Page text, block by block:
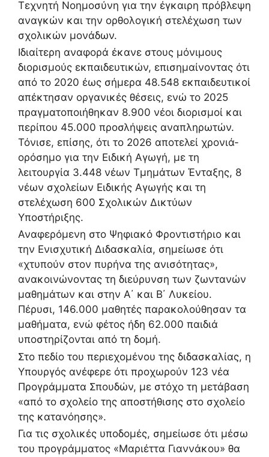
Τεχνητή Νοημοσύνη για την έγκαιρη πρόβλεψη
αναγκών και την ορθολογική στελέχωση των
σχολικών μονάδων.
Ιδιαίτερη αναφορά έκανε στους μόνιμους
διορισμούς εκπαιδευτικών, επισημαίνοντας ότι
από το 2020 έως σήμερα 48.548 εκπαιδευτικοί
απέκτησαν οργανικές θέσεις, ενώ το 2025
πραγματοποιήθηκαν 8.900 νέοι διορισμοί και
περίπου 45.000 προσλήψεις αναπληρωτών.
Τόνισε, επίσης, ότι το 2026 αποτελεί χρονιά-
ορόσημο για την Ειδική Αγωγή, με τη
λειτουργία 3.448 νέων Τμημάτων Ένταξης, 8
νέων σχολείων Ειδικής Αγωγής και τη
στελέχωση 600 Σχολικών Δικτύων
Υποστήριξης.
Αναφερόμενη στο Ψηφιακό Φροντιστήριο και
την Ενισχυτική Διδασκαλία, σημείωσε ότι
«χτυπούν στον πυρήνα της ανισότητας»,
ανακοινώνοντας τη διεύρυνση των ζωντανών
μαθημάτων και στην Α΄ και Β΄ Λυκείου.
Πέρυσι, 146.000 μαθητές παρακολούθησαν τα
μαθήματα, ενώ φέτος ήδη 62.000 παιδιά
υποστηρίζονται από τη δομή.
Στο πεδίο του περιεχομένου της διδασκαλίας, η
Υπουργός ανέφερε ότι προχωρούν 123 νέα
Προγράμματα Σπουδών, με στόχο τη μετάβαση
«από το σχολείο της αποστήθισης στο σχολείο
της κατανόησης».
Για τις σχολικές υποδομές, σημείωσε ότι μέσω
του προγράμματος «Μαριέττα Γιαννάκου» θα